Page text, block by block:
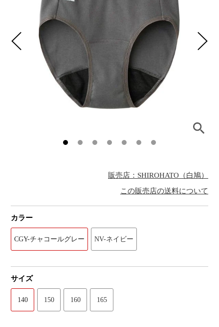
販売店：SHIROHATO（白鳩）
この販売店の送料について
カラー
CGY-チャコールグレー NV-ネイビー
サイズ
140 150 160 165